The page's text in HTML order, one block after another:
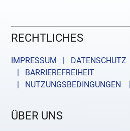
RECHTLICHES
IMPRESSUM |
| BARRIEREFREIHEIT
| NUTZUNGSBEDINGUNGEN
ÜBER UNS